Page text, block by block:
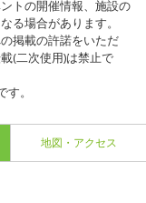
トの開催情報、施設の
る場合があります。
掲載の許諾をいただ
(二次使用)は禁止で
。
地図・アクセス